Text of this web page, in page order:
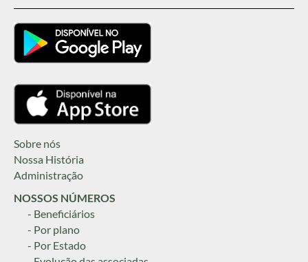
Sobre nós
Nossa História
Administração
NOSSOS NÚMEROS
- Beneficiários
- Por plano
- Por Estado